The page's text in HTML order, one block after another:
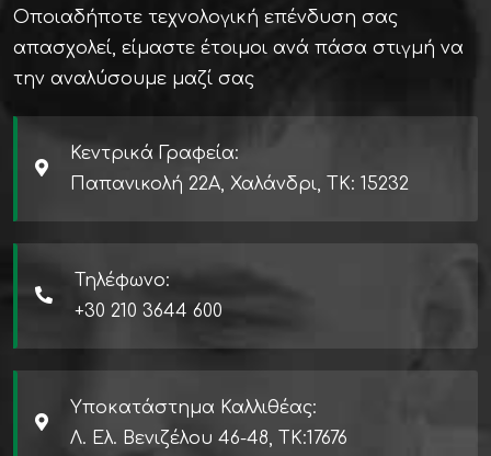
Οποιαδήποτε τεχνολογική επένδυση σας
απασχολεί, είμαστε έτοιμοι ανά πάσα στιγμή να
την αναλύσουμε μαζί σας
Κεντρικά Γραφεία:
Παπανικολή 22Α, Χαλάνδρι, ΤΚ: 15232
Τηλέφωνο:
+30 210 3644 600
Υποκατάστημα Καλλιθέας:
Λ. Ελ. Βενιζέλου 46-48, TK:17676